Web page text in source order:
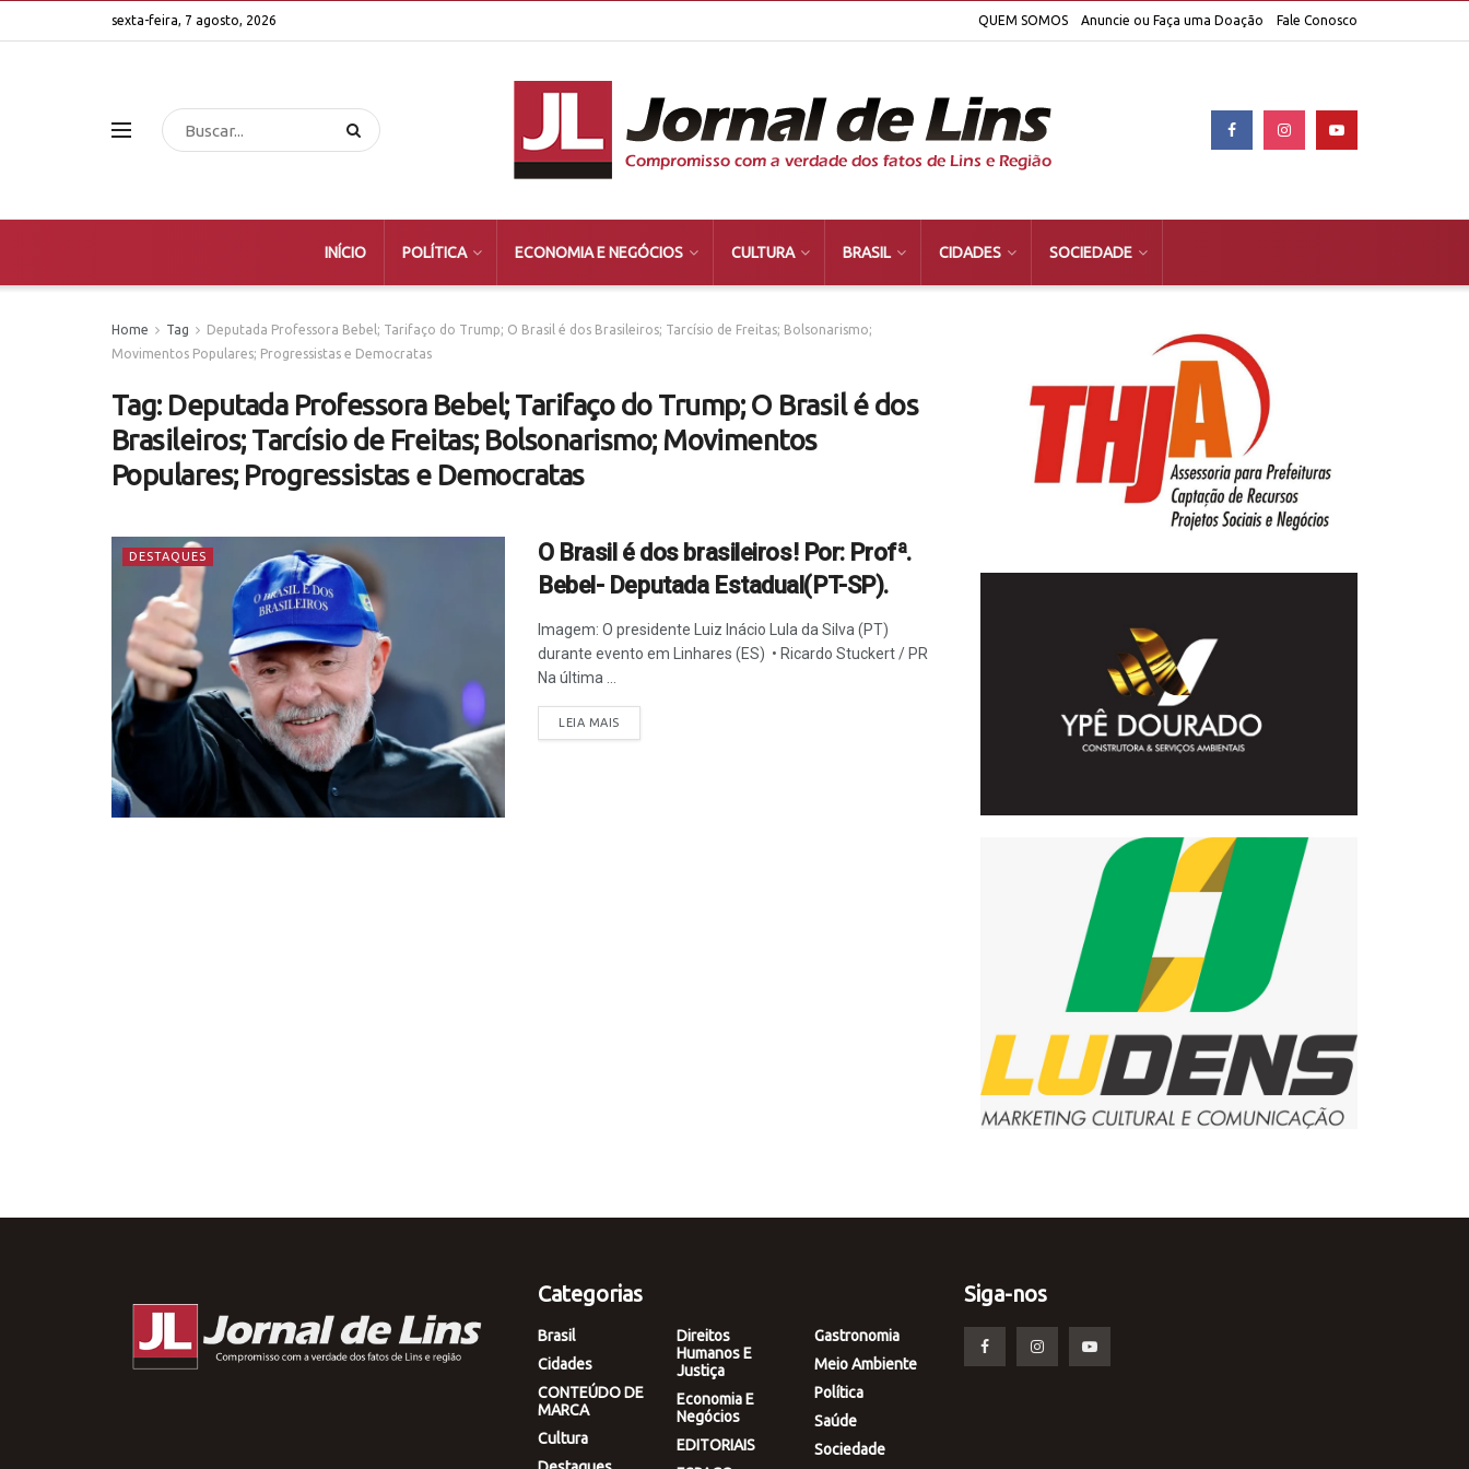
sexta-feira, 7 agosto, 2026 QUEM SOMOS Anuncie ou Faça uma Doação Fale Conosco
INÍCIO POLÍTICA ECONOMIA E NEGÓCIOS CULTURA BRASIL CIDADES SOCIEDADE
Home Tag
Deputada Professora Bebel; Tarifaço do Trump; O Brasil é dos Brasileiros; Tarcísio de Freitas; Bolsonarismo;
Movimentos Populares; Progressistas e Democratas
Tag: Deputada Professora Bebel; Tarifaço do Trump; O Brasil é dos
Brasileiros; Tarcísio de Freitas; Bolsonarismo; Movimentos
Populares; Progressistas e Democratas
DESTAQUES
O Brasil é dos brasileiros! Por: Profª.
Bebel- Deputada Estadual(PT-SP).
Imagem: O presidente Luiz Inácio Lula da Silva (PT)
durante evento em Linhares (ES) • Ricardo Stuckert / PR
Na última ...
LEIA MAIS
Categorias
Brasil
Cidades
CONTEÚDO DE
MARCA
Cultura
Direitos
Humanos E
Justiça
Economia E
Negócios
EDITORIAIS
Gastronomia
Meio Ambiente
Política
Saúde
Sociedade
Siga-nos